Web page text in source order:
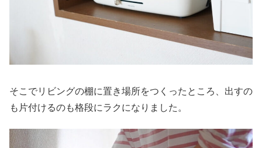
そこでリビングの棚に置き場所をつくったところ、出すの
も片付けるのも格段にラクになりました。